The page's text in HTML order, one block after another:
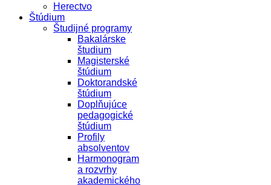
Herectvo
Štúdium
Študijné programy
Bakalárske
študium
Magisterské
štúdium
Doktorandské
štúdium
Doplňujúce
pedagogické
štúdium
Profily
absolventov
Harmonogram
a rozvrhy
akademického